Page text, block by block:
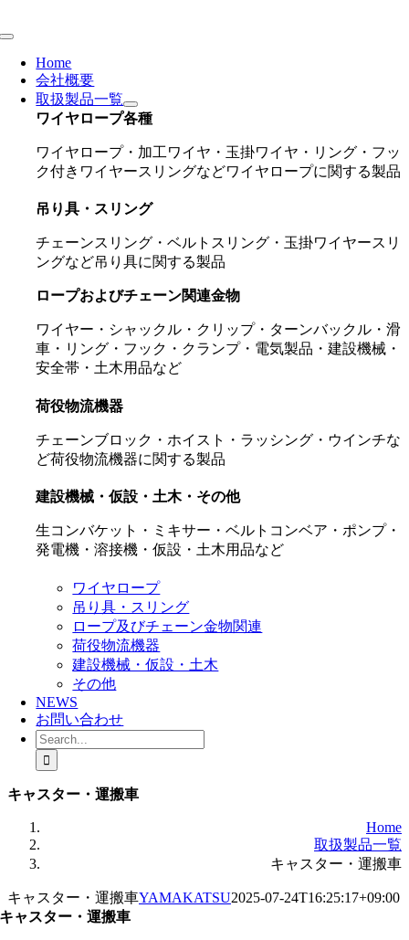
to
Toggle
NavigationHome
会社概要
取扱製品一覧
ワイヤロープ各種
ワイヤロープ・加工ワイヤ・玉掛ワイヤ・リング・フッ
ク付きワイヤースリングなどワイヤロープに関する製品
吊り具・スリング
チェーンスリング・ベルトスリング・玉掛ワイヤースリ
ングなど吊り具に関する製品
ロープおよびチェーン関連金物
ワイヤー・シャックル・クリップ・ターンバックル・滑
車・リング・フック・クランプ・電気製品・建設機械・
安全帯・土木用品など
荷役物流機器
チェーンブロック・ホイスト・ラッシング・ウインチな
ど荷役物流機器に関する製品
建設機械・仮設・土木・その他
生コンバケット・ミキサー・ベルトコンベア・ポンプ・
発電機・溶接機・仮設・土木用品など
ワイヤロープ
吊り具・スリング
ロープ及びチェーン金物関連
荷役物流機器
建設機械・仮設・土木
その他
NEWS
お問い合わせ
Search
for:
キャスター・運搬車
Home
取扱製品一覧
キャスター・運搬車
キャスター・運搬車YAMAKATSU2025-07-24T16:25:17+09:00
キャスター・運搬車